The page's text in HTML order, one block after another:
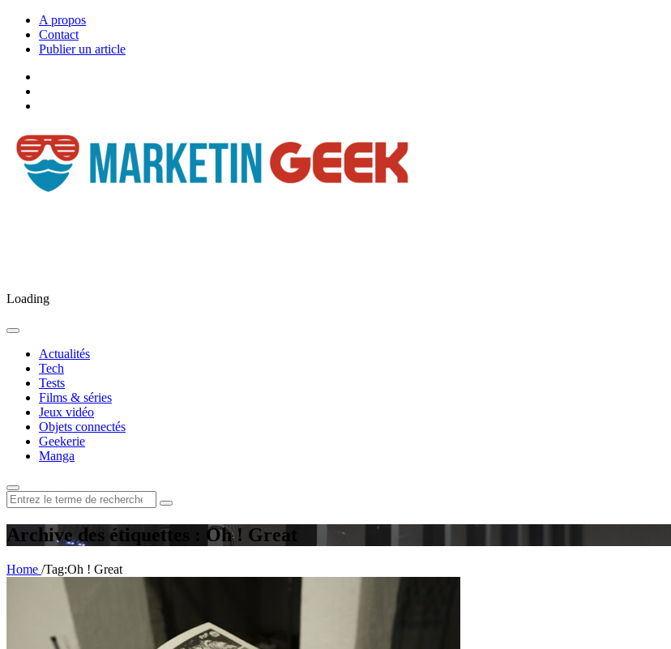
A propos
Contact
Publier un article
Loading
Actualités
Tech
Tests
Films & séries
Jeux vidéo
Objets connectés
Geekerie
Manga
Rechercher
:
Archive des étiquettes : Oh ! Great
Home /Tag:Oh ! Great